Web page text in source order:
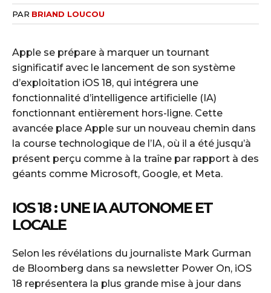
PAR BRIAND LOUCOU
Apple se prépare à marquer un tournant
significatif avec le lancement de son système
d’exploitation iOS 18, qui intégrera une
fonctionnalité d’intelligence artificielle (IA)
fonctionnant entièrement hors-ligne. Cette
avancée place Apple sur un nouveau chemin dans
la course technologique de l’IA, où il a été jusqu’à
présent perçu comme à la traîne par rapport à des
géants comme Microsoft, Google, et Meta.
IOS 18 : UNE IA AUTONOME ET
LOCALE
Selon les révélations du journaliste Mark Gurman
de Bloomberg dans sa newsletter Power On, iOS
18 représentera la plus grande mise à jour dans